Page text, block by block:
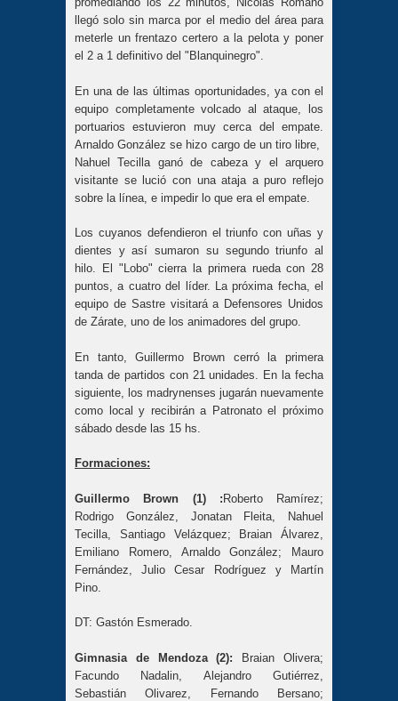
llegó solo sin marca por el medio del área para
meterle un frentazo certero a la pelota y poner
el 2 a 1 definitivo del "Blanquinegro".
En una de las últimas oportunidades, ya con el
equipo completamente volcado al ataque, los
portuarios estuvieron muy cerca del empate.
Arnaldo González se hizo cargo de un tiro libre,
Nahuel Tecilla ganó de cabeza y el arquero
visitante se lució con una ataja a puro reflejo
sobre la línea, e impedir lo que era el empate.
Los cuyanos defendieron el triunfo con uñas y
dientes y así sumaron su segundo triunfo al
hilo. El "Lobo" cierra la primera rueda con 28
puntos, a cuatro del líder. La próxima fecha, el
equipo de Sastre visitará a Defensores Unidos
de Zárate, uno de los animadores del grupo.
En tanto, Guillermo Brown cerró la primera
tanda de partidos con 21 unidades. En la fecha
siguiente, los madrynenses jugarán nuevamente
como local y recibirán a Patronato el próximo
sábado desde las 15 hs.
Formaciones:
Guillermo Brown (1) :Roberto Ramírez;
Rodrigo González, Jonatan Fleita, Nahuel
Tecilla, Santiago Velázquez; Braian Álvarez,
Emiliano Romero, Arnaldo González; Mauro
Fernández, Julio Cesar Rodríguez y Martín
Pino.
DT: Gastón Esmerado.
Gimnasia de Mendoza (2): Braian Olivera;
Facundo Nadalin, Alejandro Gutiérrez,
Sebastián Olivarez, Fernando Bersano;